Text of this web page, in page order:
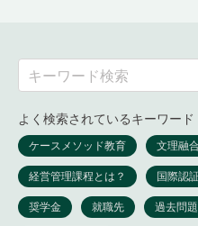
よく検索されているキーワード